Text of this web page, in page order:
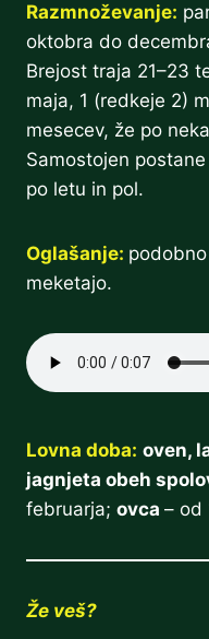
Razmnoževanje:
oktobra do
Brejost traja 21–23
maja, 1 (redkeje 2)
mesecev, že po
Samostojen
po letu in pol.
Oglašanje:
meketajo.
Lovna doba: oven,
jagnjeta obeh
februarja; ovca – od
Že veš?